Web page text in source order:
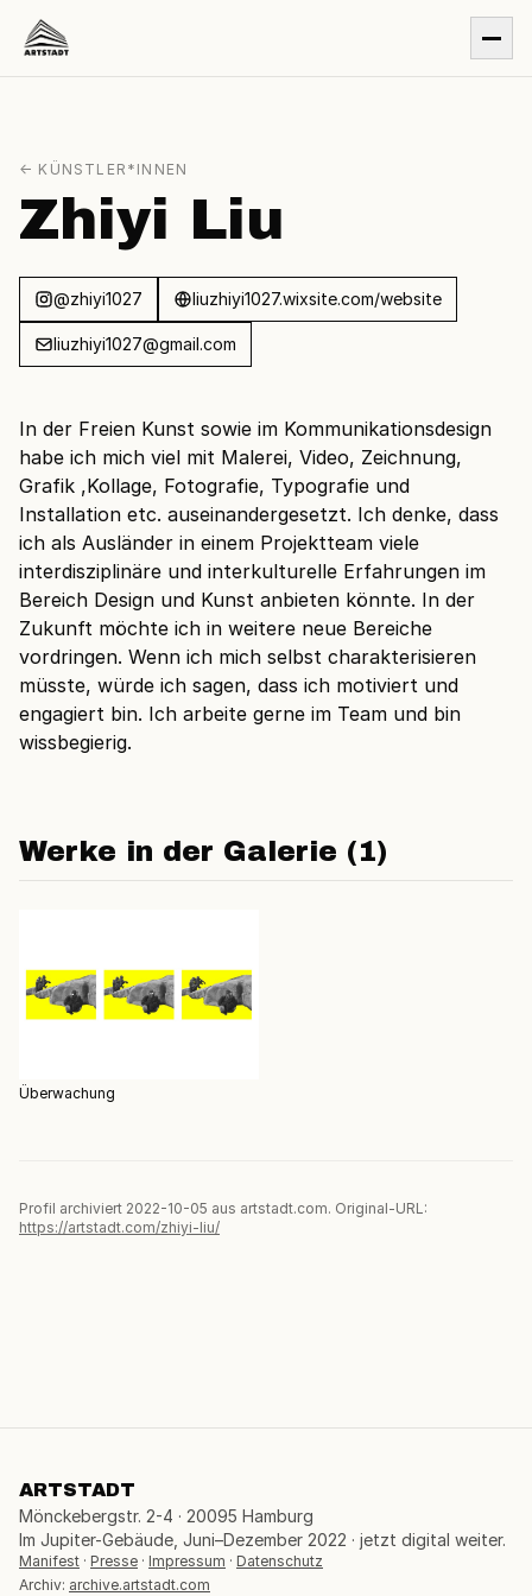
← KÜNSTLER*INNEN
Zhiyi Liu
@zhiyi1027 liuzhiyi1027.wixsite.com/website
liuzhiyi1027@gmail.com
In der Freien Kunst sowie im Kommunikationsdesign
habe ich mich viel mit Malerei, Video, Zeichnung,
Grafik ,Kollage, Fotografie, Typografie und
Installation etc. auseinandergesetzt. Ich denke, dass
ich als Ausländer in einem Projektteam viele
interdisziplinäre und interkulturelle Erfahrungen im
Bereich Design und Kunst anbieten könnte. In der
Zukunft möchte ich in weitere neue Bereiche
vordringen. Wenn ich mich selbst charakterisieren
müsste, würde ich sagen, dass ich motiviert und
engagiert bin. Ich arbeite gerne im Team und bin
wissbegierig.
Werke in der Galerie (1)
Überwachung
Profil archiviert 2022-10-05 aus artstadt.com. Original-URL:
https://artstadt.com/zhiyi-liu/
ARTSTADT
Mönckebergstr. 2-4 · 20095 Hamburg
Im Jupiter-Gebäude, Juni–Dezember 2022 · jetzt digital weiter.
Manifest · Presse · Impressum · Datenschutz
Archiv: archive.artstadt.com